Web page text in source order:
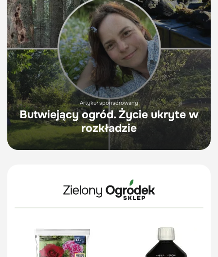
Artykuł sponsorowany
Butwiejący ogród. Życie ukryte w
rozkładzie